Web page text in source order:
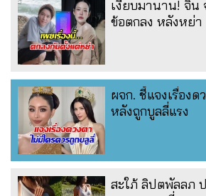
เงียบมานาน! จิน
ข้อตกลง หลังหย่า
ผจก. ชี้แจงเรื่อง
หลังถูกบูลลี่แรง
สะใภ้ ลิปตพัลลภ